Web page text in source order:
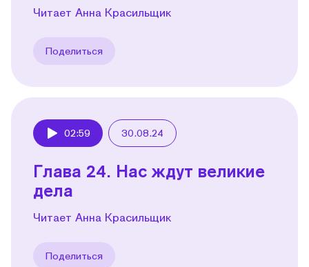
Читает Анна Красильщик
Поделиться
02:59 30.08.24
Глава 24. Нас ждут великие
дела
Читает Анна Красильщик
Поделиться